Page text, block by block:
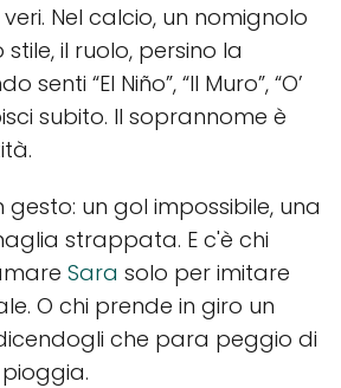
Nel calcio, un nomignolo
il ruolo, persino la
senti “El Niño”, “Il Muro”, “O’
subito. Il soprannome è
un gol impossibile, una
strappata. E c'è chi
Sara solo per imitare
O chi prende in giro un
che para peggio di